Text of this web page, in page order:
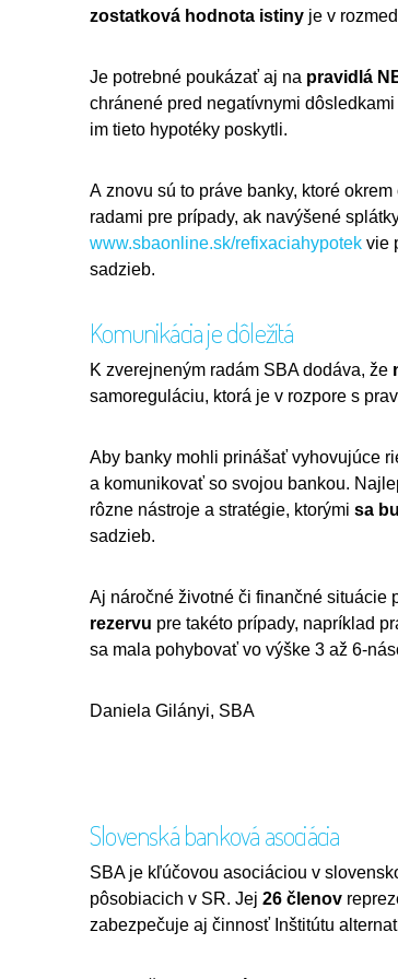
zostatková hodnota istiny je v
Je potrebné poukázať aj na pravidlá
chránené pred negatívnymi
im tieto hypotéky poskytli.
A znovu sú to práve banky, ktoré
radami pre prípady, ak navýšené
www.sbaonline.sk/refixaciahypotek vie
sadzieb.
Komunikácia je dôležitá
K zverejneným radám SBA dodáva, že
samoreguláciu, ktorá je v rozpore s
Aby banky mohli prinášať vyhovujúce
a komunikovať so svojou bankou.
rôzne nástroje a stratégie, ktorými sa
sadzieb.
Aj náročné životné či finančné situácie
rezervu pre takéto prípady, napríklad
sa mala pohybovať vo výške 3 až 6-
Daniela Gilányi, SBA
Slovenská banková asociácia
SBA je kľúčovou asociáciou v
pôsobiacich v SR. Jej 26 členov
zabezpečuje aj činnosť Inštitútu